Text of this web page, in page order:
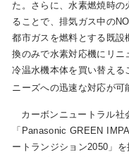
た。さらに、水素燃焼時
ることで、排気ガス中の
都市ガスを燃料とする既設
換のみで水素対応機にリ
冷温水機本体を買い替える
ニーズへの迅速な対応が可
カーボンニュートラル社
「Panasonic GREEN
ートランジション2050」